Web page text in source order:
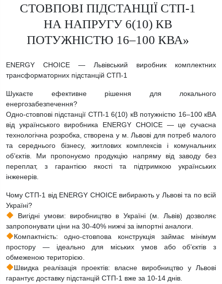
СТОВПОВІ ПІДСТАНЦІЇ СТП-1
НА НАПРУГУ 6(10) КВ
ПОТУЖНІСТЮ 16–100 КВА»
ENERGY CHOICE — Львівський виробник комплектних
трансформаторних підстанцій СТП-1
Шукаєте ефективне рішення для локального
енергозабезпечення?
Одно-стовпові підстанції СТП-1 6(10) кВ потужністю 16–100 кВА
від українського виробника ENERGY CHOICE — це сучасна
технологічна розробка, створена у м. Львові для потреб малого
та середнього бізнесу, житлових комплексів і комунальних
об’єктів. Ми пропонуємо продукцію напряму від заводу без
переплат, з гарантією якості та підтримкою українських
інженерів.
Чому СТП-1 від ENERGY CHOICE вибирають у Львові та по всій
Україні?
Вигідні умови: виробництво в Україні (м. Львів) дозволяє
запропонувати ціни на 30-40% нижчі за імпортні аналоги.
Компактність: одно-стовпова конструкція займає мінімум
простору — ідеально для міських умов або об’єктів з
обмеженою територією.
Швидка реалізація проектів: власне виробництво у Львові
гарантує доставку підстанцій СТП-1 вже за 10-14 днів.